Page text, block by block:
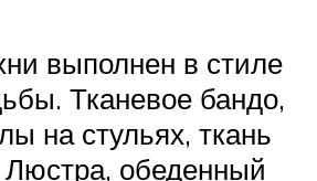
выполнен в стиле
Тканевое бандо,
на стульях, ткань
обеденный